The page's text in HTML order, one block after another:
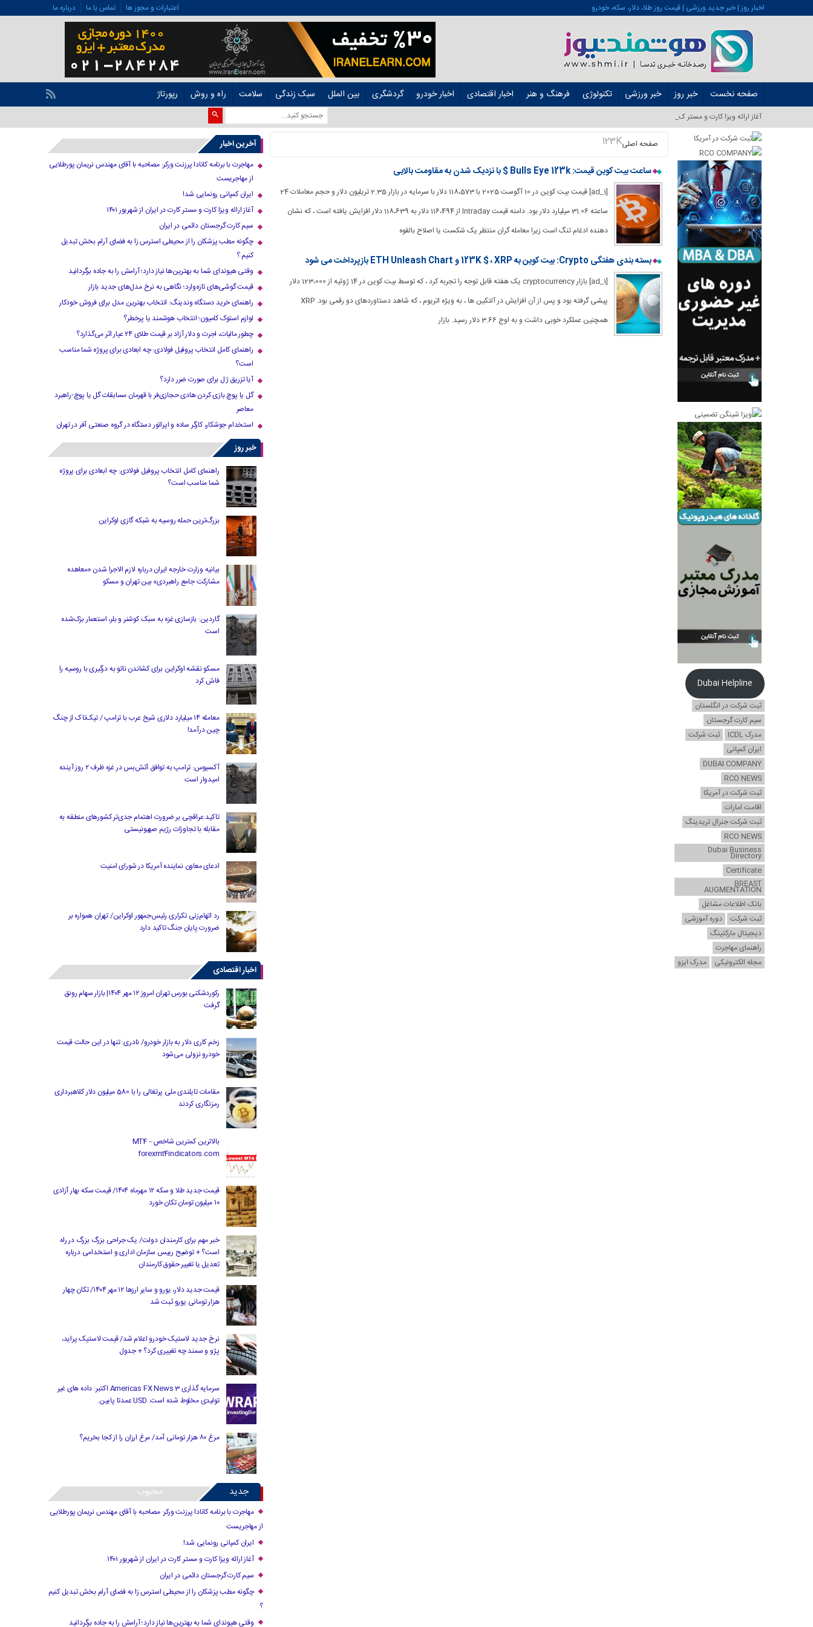
اخبار روز | خبر جدید ورزشی | قیمت روز طلا، دلار، سکه، خودرو اعتبارات و مجوز ها تماس با ما درباره ما
صفحه نخست خبر روز خبر ورزشی تکنولوژی فرهنگ و هنر اخبار اقتصادی اخبار خودرو گردشگری بین الملل سبک زندگی سلامت راه و روش رپورتاژ
آغاز ارائه ویزا کارت و مستر کارت در ایر_
صفحه اصلی123K
ساعت بیت کوین قیمت: Bulls Eye 123k $ با نزدیک شدن به مقاومت بالایی
[ad_1] قیمت بیت کوین در 10 آگوست 2025 با 118،573 دلار با سرمایه در بازار 2.35 تریلیون دلار و حجم معاملات 24
ساعته 31.06 میلیارد دلار بود. دامنه قیمت Intraday از 116،494 دلار به 118،639 دلار افزایش یافته است ، که نشان
دهنده ادغام تنگ است زیرا معامله گران منتظر یک شکست یا اصلاح بالقوه
بسته بندی هفتگی Crypto: بیت کوین به 123K $ ، XRP و ETH Unleash Chart بازپرداخت می شود
[ad_1] بازار cryptocurrency یک هفته قابل توجه را تجربه کرد ، که توسط بیت کوین در 14 ژوئیه از 123،000 دلار
پیشی گرفته بود و پس از آن افزایش در آلتکین ها ، به ویژه اتریوم ، که شاهد دستاوردهای دو رقمی بود. XRP
همچنین عملکرد خوبی داشت و به اوج 3.66 دلار رسید. بازار
Dubai Helpline
ثبت شرکت در انگلستان
سیم کارت گرجستان
مدرک ICDL
ثبت شرکت
ایران کمپانی
DUBAI COMPANY
RCO NEWS
ثبت شرکت در آمریکا
اقامت امارات
ثبت شرکت جنرال تریدینگ
RCO NEWS
Dubai Business
Directory
Certificate
BREAST
AUGMENTATION
بانک اطلاعات مشاغل
ثبت شرکت
دوره آموزشی
دیجیتال مارکتینگ
راهنمای مهاجرت
مجله الکترونیکی
مدرک ایزو
آخرین اخبار
مهاجرت با برنامه کانادا پرزنت ورکر: مصاحبه با آقای مهندس نریمان پورطلایی
از مهاجریست
ایران کمپانی رونمایی شد!
آغاز ارائه ویزا کارت و مستر کارت در ایران از شهریور ۱۴۰۱
سیم کارت گرجستان دائمی در ایران
چگونه مطب پزشکان را از محیطی استرس زا به فضای آرام بخش تبدیل
کنیم ؟
وقتی هیوندای شما به بهترین‌ها نیاز دارد؛ آرامش را به جاده برگردانید
قیمت گوشی‌های تازه‌وارد؛ نگاهی به نرخ مدل‌های جدید بازار
راهنمای خرید دستگاه وندینگ: انتخاب بهترین مدل برای فروش خودکار
لوازم استوک کامیون؛ انتخاب هوشمند یا پرخطر؟
چطور مالیات، اجرت و دلار آزاد بر قیمت طلای ۲۴ عیار اثر می‌گذارد؟
راهنمای کامل انتخاب پروفیل فولادی: چه ابعادی برای پروژه شما مناسب
است؟
آیا تزریق ژل برای صورت ضرر دارد​؟
گل یا پوچ بازی کردن هادی حجازی‌فر با قهرمان مسابقات گل یا پوچ-راهبرد
معاصر
استخدام جوشکار، کارگر ساده و اپراتور دستگاه در گروه صنعتی آفر در تهران
خبر روز
راهنمای کامل انتخاب پروفیل فولادی: چه ابعادی برای پروژه
شما مناسب است؟
بزرگ‌ترین حمله روسیه به شبکه گازی اوکراین
بیانیه وزارت خارجه ایران درباره لازم‌ الاجرا شدن «معاهده
مشارکت جامع راهبردی» بین تهران و مسکو
گاردین: بازسازی غزه به سبک کوشنر و بلر، استعمار بزک‌شده
است
مسکو نقشه اوکراین برای کشاندن ناتو به درگیری با روسیه را
فاش کرد
معامله ۱۴ میلیارد دلاری شیخ عرب با ترامپ / تیک‌تاک از چنگ
چین درآمد!
آکسیوس: ترامپ به توافق آتش‌بس در غزه ظرف ۲ روز آینده
امیدوار است
تاکید عراقچی بر ضرورت اهتمام جدی‌تر کشورهای منطقه به
مقابله با تجاوزات رژیم صهیونیستی
ادعای معاون نماینده آمریکا در شورای امنیت
رد اتهام‌زنی تکراری رئیس‌جمهور اوکراین/ تهران همواره بر
ضرورت پایان جنگ تاکید دارد
اخبار اقتصادی
رکوردشکنی بورس تهران امروز ۱۲ مهر ۱۴۰۴| بازار سهام رونق
گرفت
زخم کاری دلار به بازار خودرو/ نادری: تنها در این حالت قیمت
خودرو نزولی می‌شود
مقامات تایلندی ملی پرتغالی را با 580 میلیون دلار کلاهبرداری
رمزنگاری کردند
بالاترین کمترین شاخص MT4 –
forexmt4indicators.com
قیمت جدید طلا و سکه ۱۲ مهرماه ۱۴۰۴/ قیمت سکه بهار آزادی
۱۰ میلیون تومان تکان خورد
خبر مهم برای کارمندان دولت/ یک جراحی بزرگ بزرگ در راه
است؟ + توضیح رییس سازمان اداری و استخدامی درباره
تعدیل یا تغییر حقوق کارمندان
قیمت جدید دلار، یورو و سایر ارزها ۱۲ مهر ۱۴۰۴/ تکان چهار
هزار تومانی یورو ثبت شد
نرخ جدید لاستیک خودرو اعلام شد/ قیمت لاستیک پراید،
پژو و سمند چه تغییری کرد؟ + جدول
سرمایه گذاری Americas FX News 3 اکتبر: داده های غیر
تولیدی مخلوط شده است. USD عمدتا پایین.
مرغ ۸۰ هزار تومانی آمد/ مرغ ارزان را از کجا بخریم؟
جدید محبوب
مهاجرت با برنامه کانادا پرزنت ورکر: مصاحبه با آقای مهندس نریمان پورطلایی
از مهاجریست
ایران کمپانی رونمایی شد!
آغاز ارائه ویزا کارت و مستر کارت در ایران از شهریور ۱۴۰۱
سیم کارت گرجستان دائمی در ایران
چگونه مطب پزشکان را از محیطی استرس زا به فضای آرام بخش تبدیل کنیم
؟
وقتی هیوندای شما به بهترین‌ها نیاز دارد؛ آرامش را به جاده برگردانید